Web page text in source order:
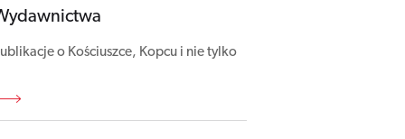
o Kościuszce, Kopcu i nie tylko